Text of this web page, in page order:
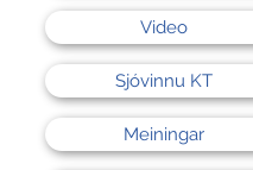
Video
Sjóvinnu KT
Meiningar